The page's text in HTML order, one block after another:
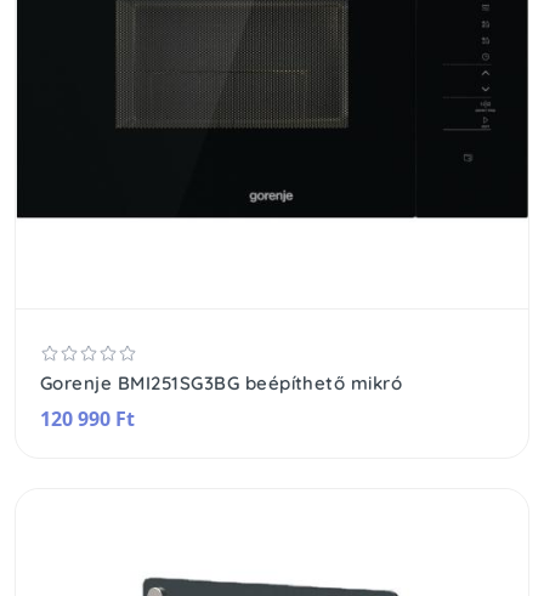
Gorenje BMI251SG3BG beépíthető mikró
120 990 Ft